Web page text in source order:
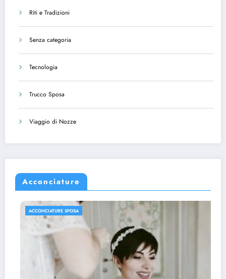
Riti e Tradizioni
Senza categoria
Tecnologia
Trucco Sposa
Viaggio di Nozze
Acconciature
ACCONCIATURE SPOSA